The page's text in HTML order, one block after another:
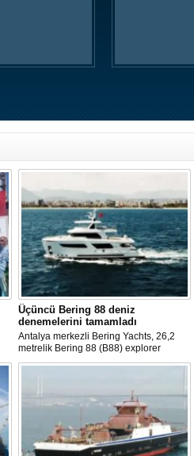
Üçüncü Bering 88 deniz
denemelerini tamamladı
Antalya merkezli Bering Yachts, 26,2
metrelik Bering 88 (B88) explorer
serisinin üçüncü teknesinin ilk deniz